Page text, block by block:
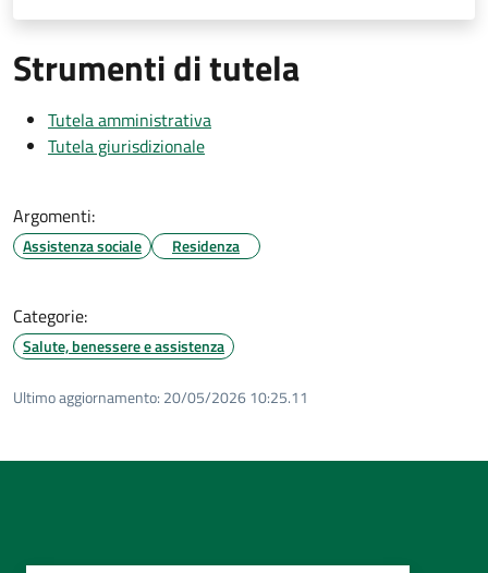
Strumenti di tutela
Tutela amministrativa
Tutela giurisdizionale
Argomenti:
Assistenza sociale Residenza
Categorie:
Salute, benessere e assistenza
Ultimo aggiornamento: 20/05/2026 10:25.11